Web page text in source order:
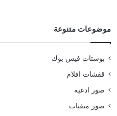
موضوعات متنوعة
بوستات فيس بوك
قفشات افلام
صور ادعيه
صور منقبات